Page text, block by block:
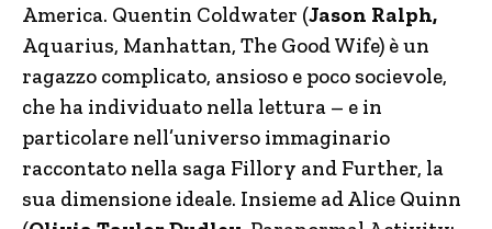
America. Quentin Coldwater (Jason Ralph,
Aquarius, Manhattan, The Good Wife) è un
ragazzo complicato, ansioso e poco socievole,
che ha individuato nella lettura – e in
particolare nell’universo immaginario
raccontato nella saga Fillory and Further, la
sua dimensione ideale. Insieme ad Alice Quinn